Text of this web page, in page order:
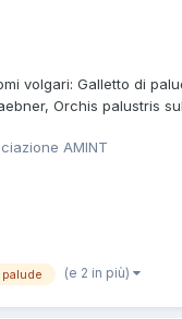
volgari: Galletto di
Orchis palustris
AMINT
(e 2 in più)